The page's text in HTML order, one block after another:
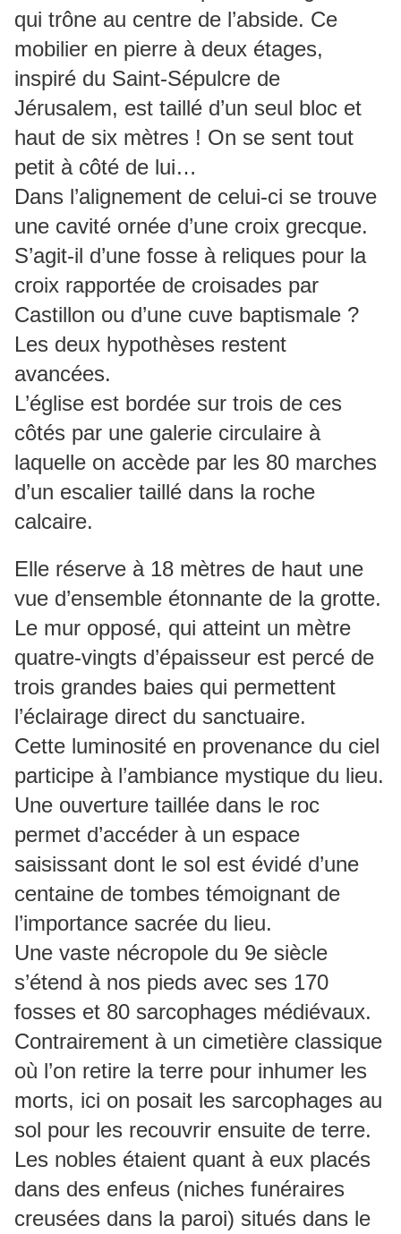
qui trône au centre de l’abside. Ce
mobilier en pierre à deux étages,
inspiré du Saint-Sépulcre de
Jérusalem, est taillé d’un seul bloc et
haut de six mètres ! On se sent tout
petit à côté de lui…
Dans l’alignement de celui-ci se trouve
une cavité ornée d’une croix grecque.
S’agit-il d’une fosse à reliques pour la
croix rapportée de croisades par
Castillon ou d’une cuve baptismale ?
Les deux hypothèses restent
avancées.
L’église est bordée sur trois de ces
côtés par une galerie circulaire à
laquelle on accède par les 80 marches
d’un escalier taillé dans la roche
calcaire.
Elle réserve à 18 mètres de haut une
vue d’ensemble étonnante de la grotte.
Le mur opposé, qui atteint un mètre
quatre-vingts d’épaisseur est percé de
trois grandes baies qui permettent
l’éclairage direct du sanctuaire.
Cette luminosité en provenance du ciel
participe à l’ambiance mystique du lieu.
Une ouverture taillée dans le roc
permet d’accéder à un espace
saisissant dont le sol est évidé d’une
centaine de tombes témoignant de
l’importance sacrée du lieu.
Une vaste nécropole du 9e siècle
s’étend à nos pieds avec ses 170
fosses et 80 sarcophages médiévaux.
Contrairement à un cimetière classique
où l’on retire la terre pour inhumer les
morts, ici on posait les sarcophages au
sol pour les recouvrir ensuite de terre.
Les nobles étaient quant à eux placés
dans des enfeus (niches funéraires
creusées dans la paroi) situés dans le